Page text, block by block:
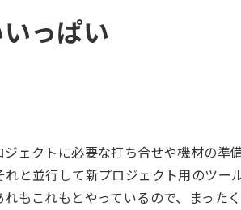
っぱい
ジェクトに必要な打ち合せや機材の準
れと並行して新プロジェクト用のツー
もこれもとやっているので、まった